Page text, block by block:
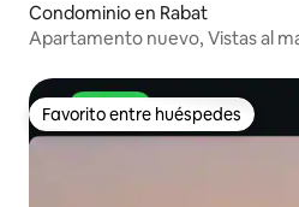
Condominio en Rabat
Favorito entre huéspedes
Favorito entre huéspedes